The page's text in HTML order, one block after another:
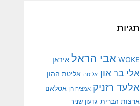
תגיות
WOKE אבי הראל איראן
אלי בר און אליטה אליטת ההון
אלעד רזניק אמציה חן אסלאם
ארצות הברית גדעון שניר